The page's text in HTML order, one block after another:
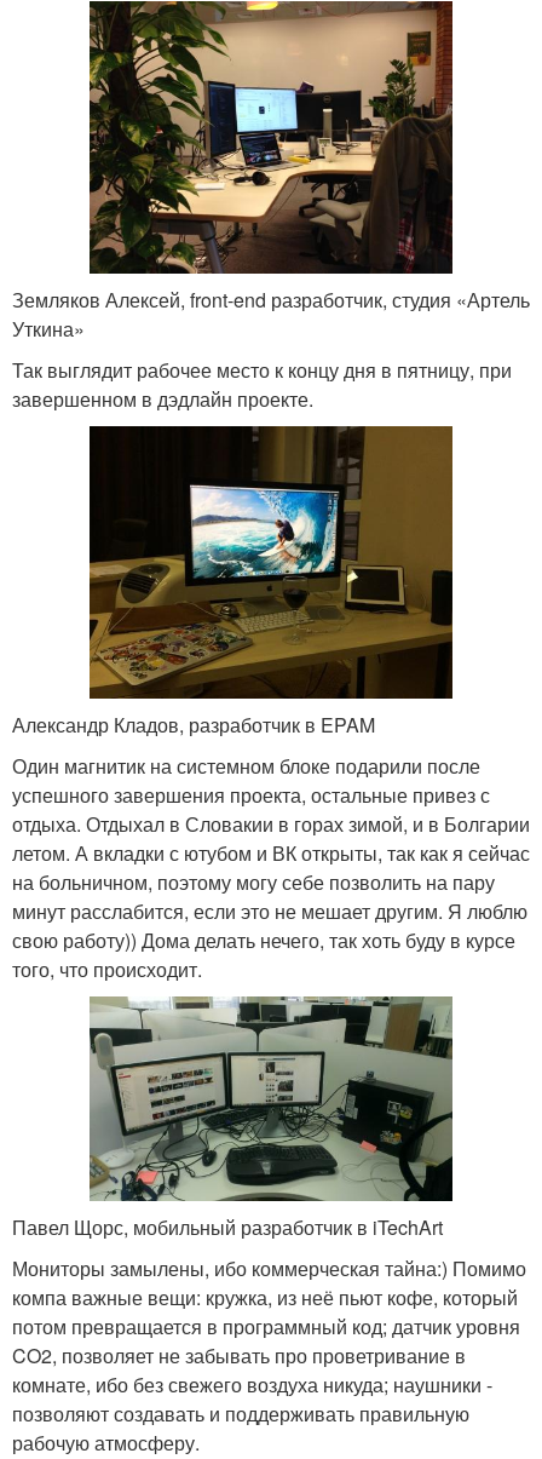
Земляков Алексей, front-end разработчик, студия «Артель
Уткина»
Так выглядит рабочее место к концу дня в пятницу, при
завершенном в дэдлайн проекте.
Александр Кладов, разработчик в EPAM
Один магнитик на системном блоке подарили после
успешного завершения проекта, остальные привез с
отдыха. Отдыхал в Словакии в горах зимой, и в Болгарии
летом. А вкладки с ютубом и ВК открыты, так как я сейчас
на больничном, поэтому могу себе позволить на пару
минут расслабится, если это не мешает другим. Я люблю
свою работу)) Дома делать нечего, так хоть буду в курсе
того, что происходит.
Павел Щорс, мобильный разработчик в iTechArt
Мониторы замылены, ибо коммерческая тайна:) Помимо
компа важные вещи: кружка, из неё пьют кофе, который
потом превращается в программный код; датчик уровня
CO2, позволяет не забывать про проветривание в
комнате, ибо без свежего воздуха никуда; наушники -
позволяют создавать и поддерживать правильную
рабочую атмосферу.